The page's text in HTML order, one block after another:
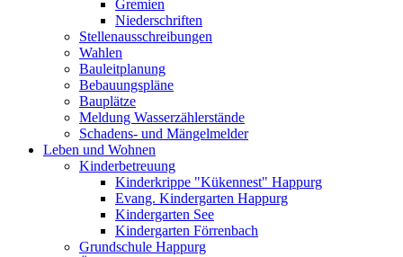
Gremien
Niederschriften
Stellenausschreibungen
Wahlen
Bauleitplanung
Bebauungspläne
Bauplätze
Meldung Wasserzählerstände
Schadens- und Mängelmelder
Leben und Wohnen
Kinderbetreuung
Kinderkrippe "Kükennest" Happurg
Evang. Kindergarten Happurg
Kindergarten See
Kindergarten Förrenbach
Grundschule Happurg